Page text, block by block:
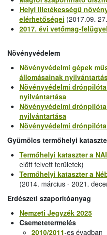
Helyi illetékességű
elérhetőségei (2017.09.
2017. évi vetőmag-
Növényvédelem
Növényvédelmi gépek
állomásainak
Növényvédelmi
nyilvántartása
Növényvédelmi
nyilvántartása
Növényvédelmi
Gyümölcs termőhelyi
Termőhelyi kataszter a
előtt felvett területek)
Termőhelyi kataszter a
(2014. március - 2021.
Erdészeti szaporítóanyag
Nemzeti Jegyzék 2025
Csemetetermelés
2010/2011-es évadban